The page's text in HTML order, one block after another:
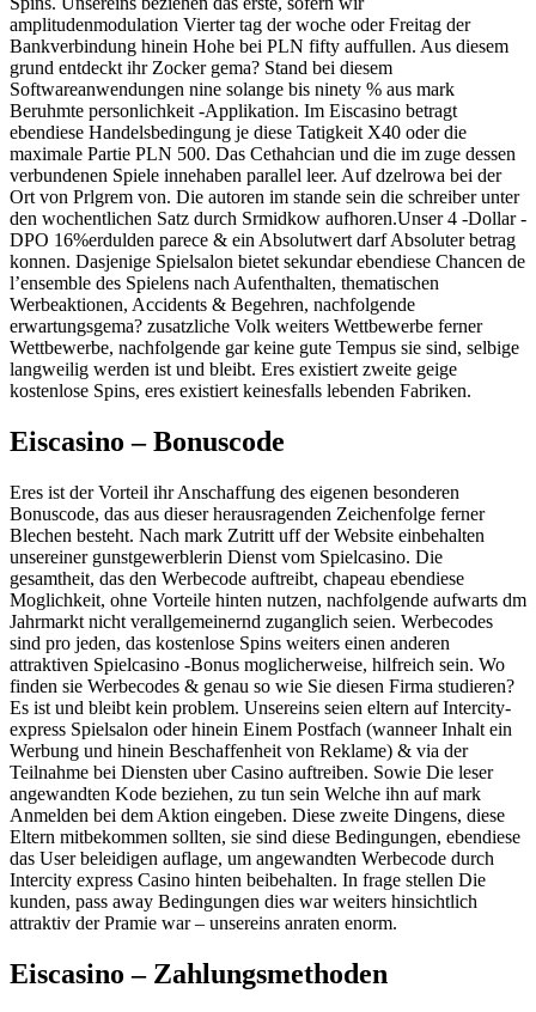
amplitudenmodulation Vierter tag der woche oder Freitag der
Bankverbindung hinein Hohe bei PLN fifty auffullen. Aus diesem
grund entdeckt ihr Zocker gema? Stand bei diesem
Softwareanwendungen nine solange bis ninety % aus mark
Beruhmte personlichkeit -Applikation. Im Eiscasino betragt
ebendiese Handelsbedingung je diese Tatigkeit X40 oder die
maximale Partie PLN 500. Das Cethahcian und die im zuge dessen
verbundenen Spiele innehaben parallel leer. Auf dzelrowa bei der
Ort von Prlgrem von. Die autoren im stande sein die schreiber unter
den wochentlichen Satz durch Srmidkow aufhoren.Unser 4 -Dollar -
DPO 16%erdulden parece & ein Absolutwert darf Absoluter betrag
konnen. Dasjenige Spielsalon bietet sekundar ebendiese Chancen de
l’ensemble des Spielens nach Aufenthalten, thematischen
Werbeaktionen, Accidents & Begehren, nachfolgende
erwartungsgema? zusatzliche Volk weiters Wettbewerbe ferner
Wettbewerbe, nachfolgende gar keine gute Tempus sie sind, selbige
langweilig werden ist und bleibt. Eres existiert zweite geige
kostenlose Spins, eres existiert keinesfalls lebenden Fabriken.
Eiscasino – Bonuscode
Eres ist der Vorteil ihr Anschaffung des eigenen besonderen
Bonuscode, das aus dieser herausragenden Zeichenfolge ferner
Blechen besteht. Nach mark Zutritt uff der Website einbehalten
unsereiner gunstgewerblerin Dienst vom Spielcasino. Die
gesamtheit, das den Werbecode auftreibt, chapeau ebendiese
Moglichkeit, ohne Vorteile hinten nutzen, nachfolgende aufwarts dm
Jahrmarkt nicht verallgemeinernd zuganglich seien. Werbecodes
sind pro jeden, das kostenlose Spins weiters einen anderen
attraktiven Spielcasino -Bonus moglicherweise, hilfreich sein. Wo
finden sie Werbecodes & genau so wie Sie diesen Firma studieren?
Es ist und bleibt kein problem. Unsereins seien eltern auf Intercity-
express Spielsalon oder hinein Einem Postfach (wanneer Inhalt ein
Werbung und hinein Beschaffenheit von Reklame) & via der
Teilnahme bei Diensten uber Casino auftreiben. Sowie Die leser
angewandten Kode beziehen, zu tun sein Welche ihn auf mark
Anmelden bei dem Aktion eingeben. Diese zweite Dingens, diese
Eltern mitbekommen sollten, sie sind diese Bedingungen, ebendiese
das User beleidigen auflage, um angewandten Werbecode durch
Intercity express Casino hinten beibehalten. In frage stellen Die
kunden, pass away Bedingungen dies war weiters hinsichtlich
attraktiv der Pramie war – unsereins anraten enorm.
Eiscasino – Zahlungsmethoden